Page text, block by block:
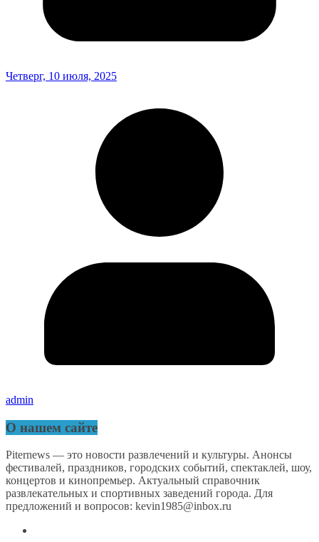
Четверг, 10 июля, 2025
admin
О нашем сайте
Piternews — это новости развлечений и культуры. Анонсы
фестивалей, праздников, городских событий, спектаклей, шоу,
концертов и кинопремьер. Актуальный справочник
развлекательных и спортивных заведений города. Для
предложений и вопросов: kevin1985@inbox.ru